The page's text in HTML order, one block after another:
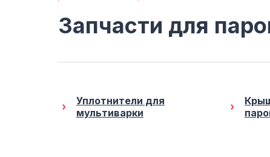
Запчасти для
Уплотнители для
мультиварки